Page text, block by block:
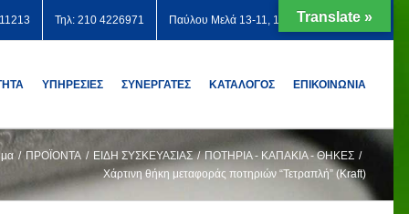
Τηλ: 210 4226971 Παύλου Μελά 13-11, 12131 Περιστέρι
ΥΠΗΡΕΣΙΕΣ ΣΥΝΕΡΓΑΤΕΣ ΚΑΤΑΛΟΓΟΣ ΕΠΙΚΟΙΝΩΝΙΑ
/ ΠΡΟΪΟΝΤΑ / ΕΙΔΗ ΣΥΣΚΕΥΑΣΙΑΣ / ΠΟΤΗΡΙΑ - ΚΑΠΑΚΙΑ - ΘΗΚΕΣ /
Χάρτινη θήκη μεταφοράς ποτηριών “Τετραπλή” (Kraft)
Translate »